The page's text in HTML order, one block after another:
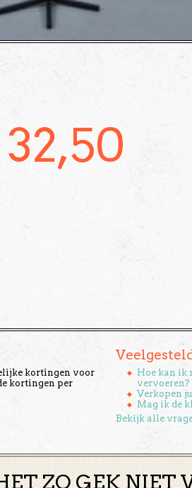
32,50
kortingen voor
kortingen per
Hoe kan ik
vervoeren?
Verkopen
Mag ik de
Bekijk alle
ZO GEK NIET